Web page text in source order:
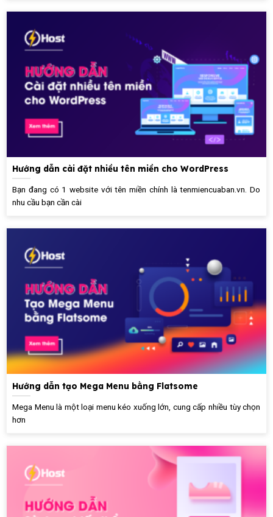
Hướng dẫn cài đặt nhiều tên miền cho WordPress
Bạn đang có 1 website với tên miền chính là tenmiencuaban.vn. Do
nhu cầu bạn cần cài
Hướng dẫn tạo Mega Menu bằng Flatsome
Mega Menu là một loại menu kéo xuống lớn, cung cấp nhiều tùy chọn
hơn